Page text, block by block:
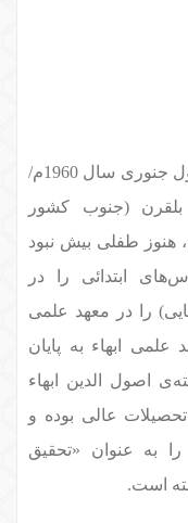
دکتر عائض بن عبدالله قرنی به تاریخ اول جنوری سال 1960م/
بلقرن (جنوب کشور
هنوز طفلی بیش نبود
ابتدائی را در
را در معهد علمی
علمی ابهاء به پایان
اصول الدین ابهاء
عالی بوده و
به عنوان «تحقیق
است.